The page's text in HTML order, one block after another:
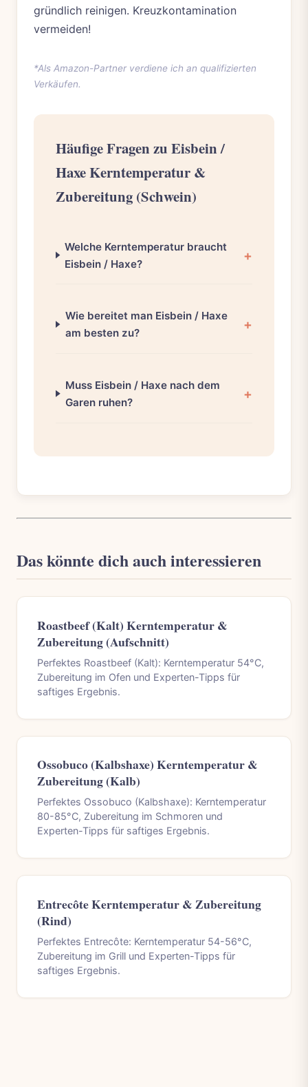
gründlich reinigen. Kreuzkontamination
vermeiden!
*Als Amazon-Partner verdiene ich an qualifizierten
Verkäufen.
Häufige Fragen zu Eisbein /
Haxe Kerntemperatur &
Zubereitung (Schwein)
Welche Kerntemperatur braucht
Eisbein / Haxe?
Wie bereitet man Eisbein / Haxe
am besten zu?
Muss Eisbein / Haxe nach dem
Garen ruhen?
Das könnte dich auch interessieren
Roastbeef (Kalt) Kerntemperatur &
Zubereitung (Aufschnitt)
Perfektes Roastbeef (Kalt): Kerntemperatur 54°C,
Zubereitung im Ofen und Experten-Tipps für
saftiges Ergebnis.
Ossobuco (Kalbshaxe) Kerntemperatur &
Zubereitung (Kalb)
Perfektes Ossobuco (Kalbshaxe): Kerntemperatur
80-85°C, Zubereitung im Schmoren und
Experten-Tipps für saftiges Ergebnis.
Entrecôte Kerntemperatur & Zubereitung
(Rind)
Perfektes Entrecôte: Kerntemperatur 54-56°C,
Zubereitung im Grill und Experten-Tipps für
saftiges Ergebnis.